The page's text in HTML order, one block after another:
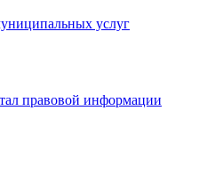
услуг
правовой информации